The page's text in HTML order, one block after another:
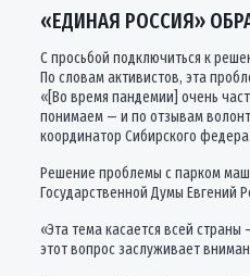
«ЕДИНАЯ РОССИЯ»
С просьбой подключиться к
По словам активистов, эта
«[Во время пандемии] очень
понимаем — и по отзывам
координатор Сибирского
Решение проблемы с парком
Государственной Думы Евгений
«Эта тема касается всей
этот вопрос заслуживает